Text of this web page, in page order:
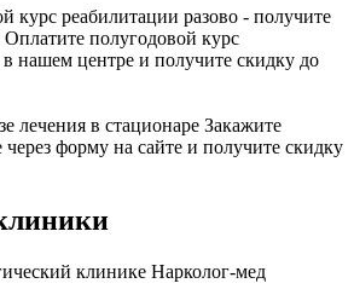
курс реабилитации разово - получите
Оплатите полугодовой курс
нашем центре и получите скидку до
лечения в стационаре Закажите
через форму на сайте и получите скидку